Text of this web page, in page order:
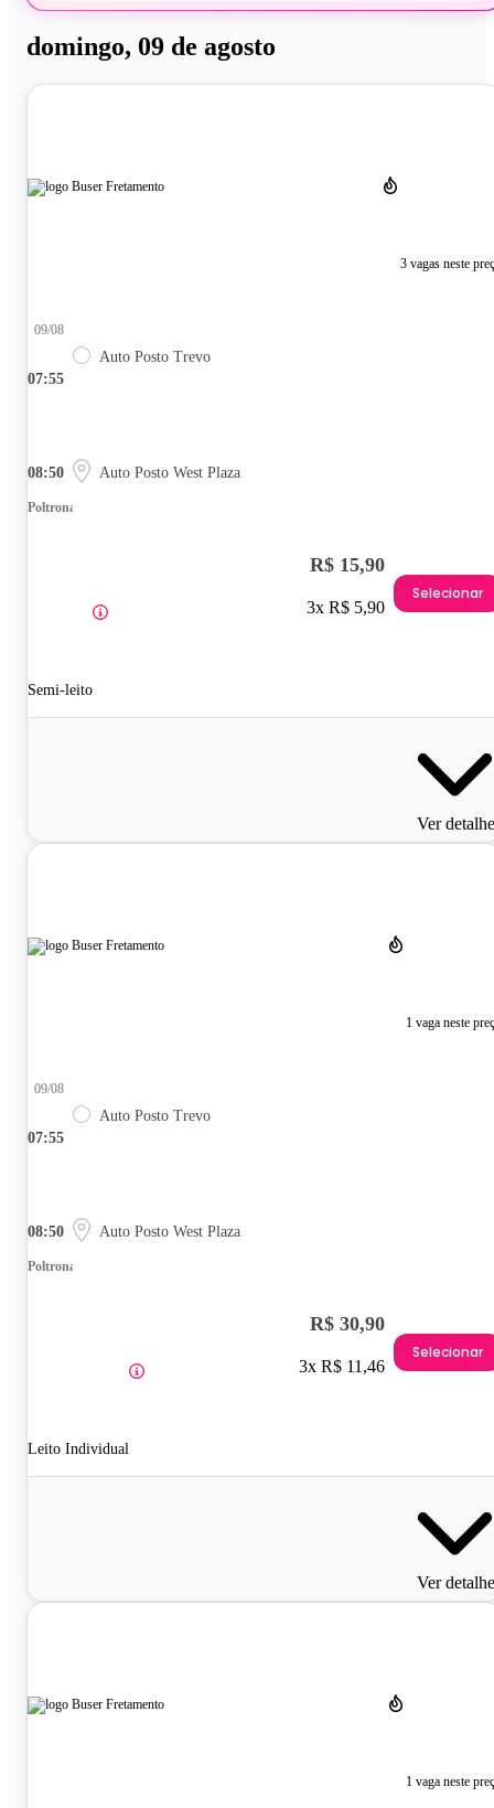
domingo, 09 de agosto
3 vagas neste
07:55
09/08
Auto Posto Trevo
08:50 Auto Posto West Plaza
Poltrona
Semi-leito
R$ 15,90
3x R$ 5,90
Selecionar
Ver
1 vaga neste
07:55
09/08
Auto Posto Trevo
08:50 Auto Posto West Plaza
Poltrona
Leito Individual
R$ 30,90
3x R$ 11,46
Selecionar
Ver
1 vaga neste